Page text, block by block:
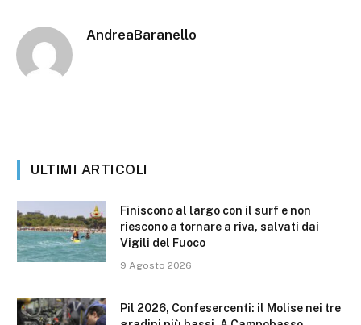
AndreaBaranello
ULTIMI ARTICOLI
Finiscono al largo con il surf e non
riescono a tornare a riva, salvati dai
Vigili del Fuoco
9 Agosto 2026
Pil 2026, Confesercenti: il Molise nei tre